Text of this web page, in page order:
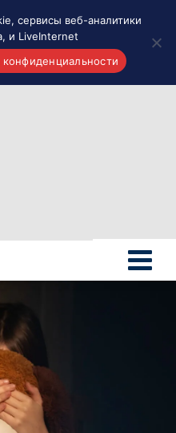
САЙТУ
сервисы веб-аналитики
и LiveInternet
конфиденциальности